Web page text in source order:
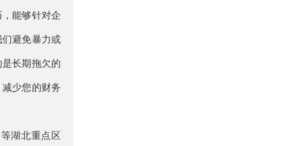
能够针对企
避免暴力或
长期拖欠的
少您的财务
湖北重点区